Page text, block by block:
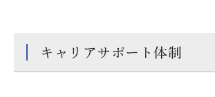
キャリアサポート体制